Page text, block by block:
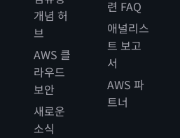
개념 허
브
AWS 클
라우드
보안
새로운
소식
련 FAQ
애널리스
트 보고
서
AWS 파
트너